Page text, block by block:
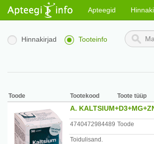
Apteegid
Hinnakirjad Tooteinfo
Toode Tootekood Toote tüüp
A.
4740472984489 Toode
Toidulisand.